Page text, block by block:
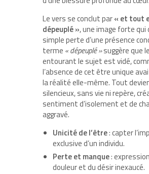
Le vers se conclut par« et tout
dépeuplé », une image forte qui
simple perte d’une présence
terme « dépeuplé »suggère que
entourant le sujet est vidé,
l’absence de cet être unique
la réalité elle-même. Tout
silencieux, sans vie ni repère,
sentiment d’isolement et de
aggravé.
Unicité de l’être: capter
exclusive d’un individu.
Perte et manque:
douleur et du désir inexaucé.